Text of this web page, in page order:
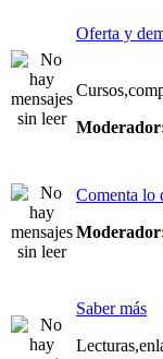
Oferta y
Comenta lo
Saber más